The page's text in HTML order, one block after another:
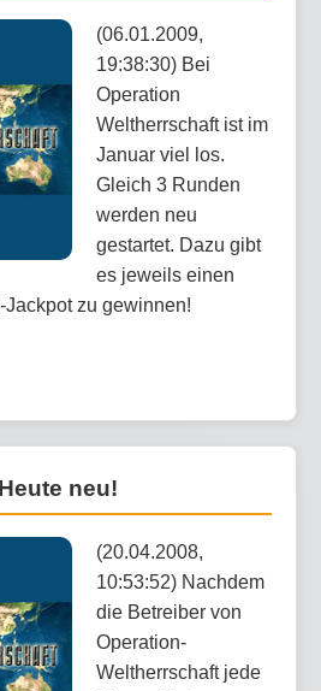
(06.01.2009,
19:38:30) Bei
Operation
Weltherrschaft ist im
Januar viel los.
Gleich 3 Runden
werden neu
gestartet. Dazu gibt
es jeweils einen
zu gewinnen!
neu!
(20.04.2008,
10:53:52) Nachdem
die Betreiber von
Operation-
Weltherrschaft jede